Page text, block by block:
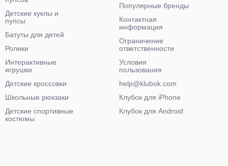
Детские куклы и
пупсы
Батуты для детей
Ролики
Интерактивные
игрушки
Детские кроссовки
Школьные рюкзаки
Детские спортивные
костюмы
Популярные бренды
Контактная
информация
Ограничение
ответственности
Условия
пользования
help@klubok.com
Клубок для iPhone
Клубок для Android